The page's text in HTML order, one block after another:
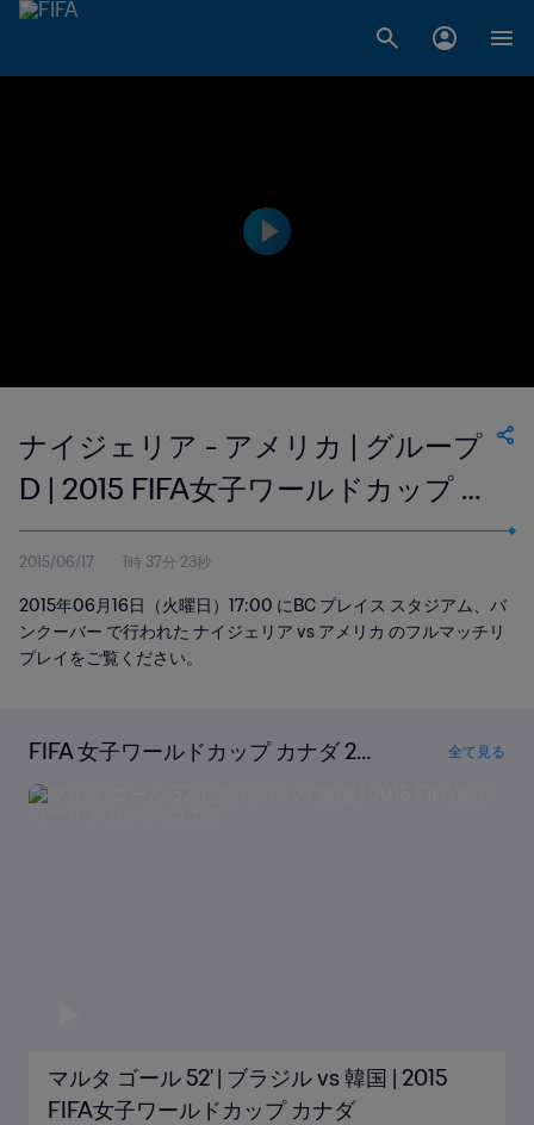
ナイジェリア - アメリカ | グループ
D | 2015 FIFA女子ワールドカップ カ
ナダ | ハイライト
2015/06/17 1時 37分 23秒
2015年06月16日（火曜日）17:00 にBC プレイス スタジアム、バ
ンクーバー で行われた ナイジェリア vs アメリカ のフルマッチリ
プレイをご覧ください。
FIFA 女子ワールドカップ カナダ 201
5の全ゴールを見る
全て見る
マルタ ゴール 52' | ブラジル vs 韓国 | 2015
FIFA女子ワールドカップ カナダ